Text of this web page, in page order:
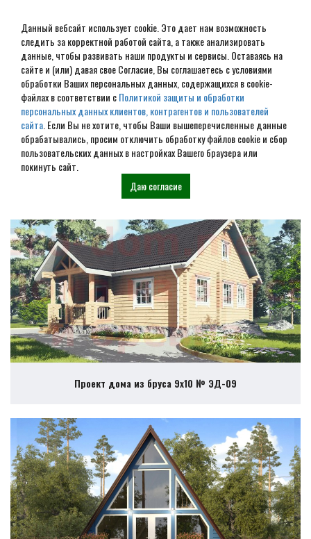
Данный вебсайт использует cookie. Это дает нам возможность
следить за корректной работой сайта, а также анализировать
данные, чтобы развивать наши продукты и сервисы. Оставаясь на
сайте и (или) давая свое Согласие, Вы соглашаетесь с условиями
обработки Ваших персональных данных, содержащихся в cookie-
файлах в соответствии сПолитикой защиты и обработки
персональных данных клиентов, контрагентов и пользователей
сайта . Если Вы не хотите, чтобы Ваши вышеперечисленные данные
обрабатывались, просим отключить обработку файлов cookie и сбор
пользовательских данных в настройках Вашего браузера или
покинуть сайт.
Даю согласие
Фундамент на винтовых
сваях в Мантурово
Наши проекты
Проект дома из бруса 9х10 № ЭД-09